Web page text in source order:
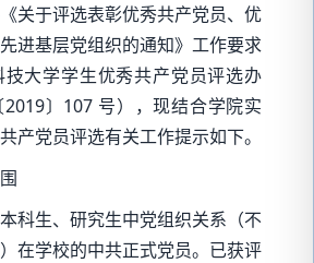
关于评选表彰优秀共产党员、优
进基层党组织的通知》工作要求
大学学生优秀共产党员评选办
〕107 号），现结合学院实
产党员评选有关工作提示如下。
科生、研究生中党组织关系（不
在学校的中共正式党员。已获评